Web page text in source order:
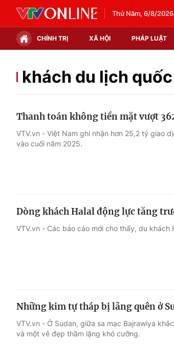
Thứ Năm, 6/8/2026
CHÍNH TRỊ XÃ HỘI PHÁP LUẬT
Chính trị Xã hội
Thế giới đó đây
Điện ảnh
Âm nhạc
Sao
Du lịch
Làm đẹp
khách du lịch
Thanh toán không tiền mặt vượt
VTV.vn - Việt Nam ghi nhận hơn 25,2 tỷ giao
vào cuối năm 2025.
Dòng khách Halal động lực tăng
VTV.vn - Các báo cáo mới cho thấy, du
Những kim tự tháp bị lãng quên ở
VTV.vn - Ở Sudan, giữa sa mạc Bajrawiya
và một vẻ đẹp thầm lặng khó cưỡng.